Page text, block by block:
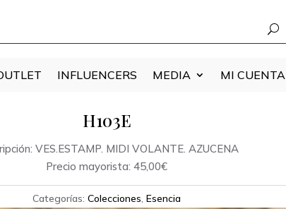
INFLUENCERS MEDIA MI CUENTA
H103E
VES.ESTAMP. MIDI VOLANTE. AZUCENA
Precio mayorista: 45,00€
Categorías: Colecciones, Esencia